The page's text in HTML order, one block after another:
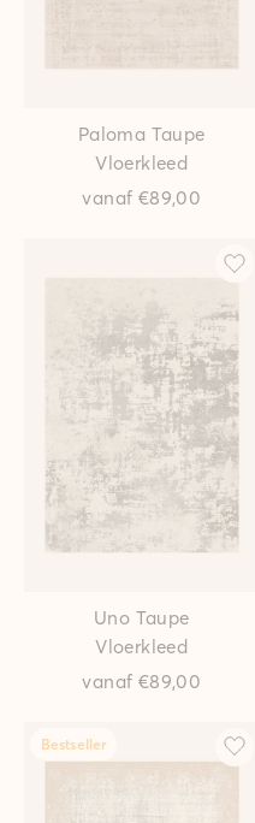
Paloma Taupe
Vloerkleed
vanaf €89,00
Uno Taupe
Vloerkleed
vanaf €89,00
Bestseller